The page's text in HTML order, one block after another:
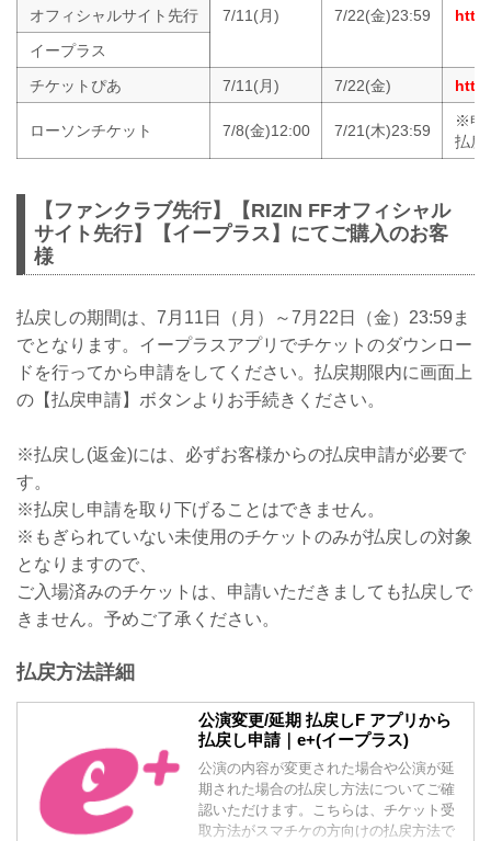
7/11(月)
7/22(金)23:59
オフィシャルサイト先行
イープラス
チケットぴあ
7/11(月) 7/22(金)
ローソンチケット 7/8(金)12:00 7/21(木)23:59
※申
払戻
【ファンクラブ先行】【RIZIN FFオフィシャル
サイト先行】【イープラス】にてご購入のお客
様
払戻しの期間は、7月11日（月）～7月22日（金）23:59ま
でとなります。イープラスアプリでチケットのダウンロー
ドを行ってから申請をしてください。払戻期限内に画面上
の【払戻申請】ボタンよりお手続きください。
※払戻し(返金)には、必ずお客様からの払戻申請が必要で
す。
※払戻し申請を取り下げることはできません。
※もぎられていない未使用のチケットのみが払戻しの対象
となりますので、
ご入場済みのチケットは、申請いただきましても払戻しで
きません。予めご了承ください。
払戻方法詳細
公演変更/延期 払戻しF アプリから
払戻し申請｜e+(イープラス)
公演の内容が変更された場合や公演が延
期された場合の払戻し方法についてご確
認いただけます。こちらは、チケット受
取方法がスマチケの方向けの払戻方法で